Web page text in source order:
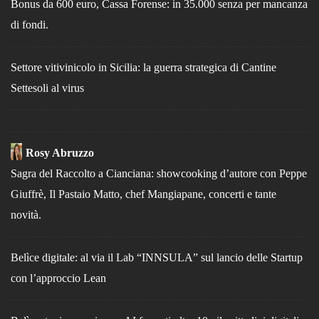
Bonus da 600 euro, Cassa Forense: in 35.000 senza per mancanza
di fondi.
Settore vitivinicolo in Sicilia: la guerra strategica di Cantine
Settesoli al virus
Rosy Abruzzo
Sagra del Raccolto a Cianciana: showcooking d’autore con Peppe
Giuffrè, Il Pastaio Matto, chef Mangiapane, concerti e tante
novità.
Belìce digitale: al via il Lab “INNSULA” sul lancio delle Startup
con l’approccio Lean